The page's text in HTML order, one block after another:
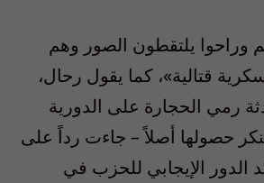
وراحوا يلتقطون الصور وهم
قتالية»، كما يقول رحال،
رمي الحجارة على الدورية
ينكر حصولها أصلاً – جاءت رداً على
الدور الإيجابي للحزب في